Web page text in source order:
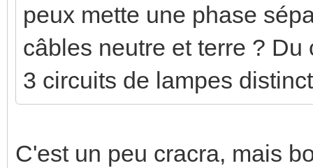
peux mette une phase
câbles neutre et terre ?
3 circuits de lampes
C'est un peu cracra, mais